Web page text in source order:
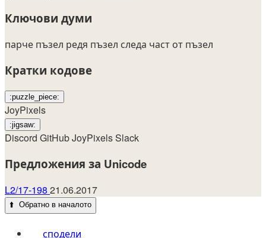
Ключови думи
парче пъзел редя пъзел следа част от пъзел
Кратки кодове
:puzzle_piece:
JoyPixels
:jigsaw:
Discord GitHubJoyPixelsSlack
Предложения за Unicode
L2/17-198 21.06.2017
⬆️ Обратно в началото
сподели